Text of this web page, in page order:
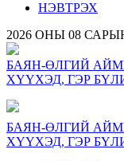
НЭВТРЭХ
2026 ОНЫ 08
БАЯН-ӨЛГИЙ
ХҮҮХЭД, ГЭР
БАЯН-ӨЛГИЙ
ХҮҮХЭД, ГЭР